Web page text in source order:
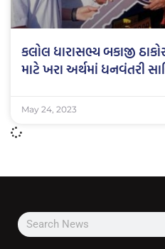
કલોલ ધારાસભ્ય બકાજી
માટે ખરા અર્થમાં ધનવંતરી
May 24, 2023